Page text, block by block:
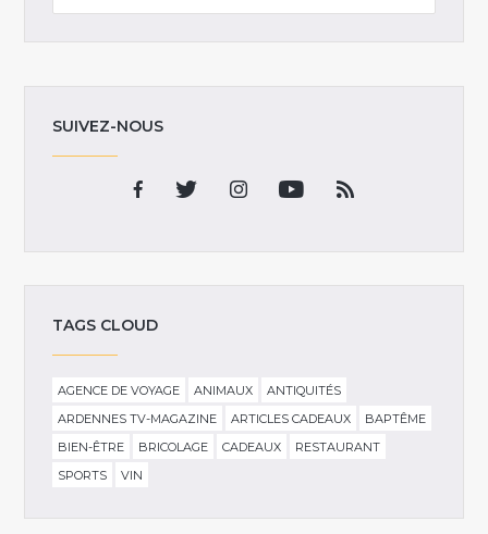
SUIVEZ-NOUS
TAGS CLOUD
AGENCE DE VOYAGE ANIMAUX
ANTIQUITÉS
ARDENNES TV-MAGAZINE
ARTICLES CADEAUX
BAPTÊME
BIEN-ÊTRE
BRICOLAGE CADEAUX
RESTAURANT
SPORTS
VIN